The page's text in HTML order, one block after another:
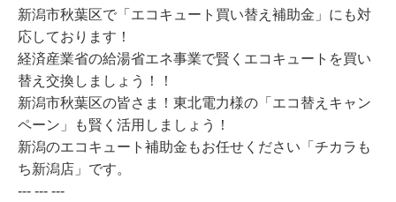
新潟市秋葉区で「エコキュート買い替え補助金」にも対
応しております！
経済産業省の給湯省エネ事業で賢くエコキュートを買い
替え交換しましょう！！
新潟市秋葉区の皆さま！東北電力様の「エコ替えキャン
ペーン」も賢く活用しましょう！
新潟のエコキュート補助金もお任せください「チカラも
ち新潟店」です。
--- --- ---